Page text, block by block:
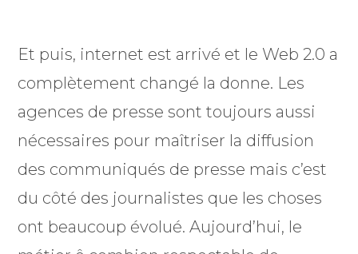
Et puis, internet est arrivé et le Web 2.0 a
complètement changé la donne. Les
agences de presse sont toujours aussi
nécessaires pour maîtriser la diffusion
des communiqués de presse mais c’est
du côté des journalistes que les choses
ont beaucoup évolué. Aujourd’hui, le